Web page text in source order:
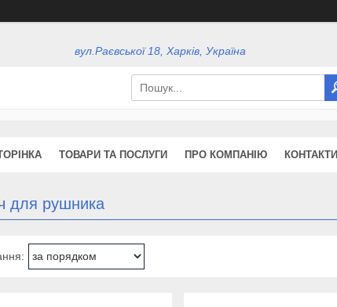
вул.Раєвської 18, Харків, Україна
ТОВАРИ ТА ПОСЛУГИ ПРО КОМПАНІЮ КОНТАКТИ
для рушника